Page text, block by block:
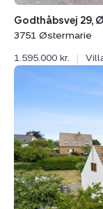
Godthåbsvej 29,
3751 Østermarie
1.595.000 kr.
|
Næbbe
Aarsdale,
3740
Svaneke